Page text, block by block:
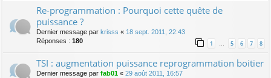
Re-programmation : Pourquoi cette quête de
puissance ?
Dernier message par krisss « 18 sept. 2011, 22:43
Réponses : 180 1 … 5 6 7 8
TSI : augmentation puissance reprogrammation boitier
Dernier message par fab01 « 29 août 2011, 16:57